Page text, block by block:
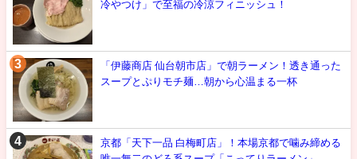
冷やつけ」で至福の冷涼フィニッシュ！
「伊藤商店 仙台朝市店」で朝ラーメン！透き通った
スープとぷりモチ麺…朝から心温まる一杯
京都「天下一品 白梅町店」！本場京都で噛み締める